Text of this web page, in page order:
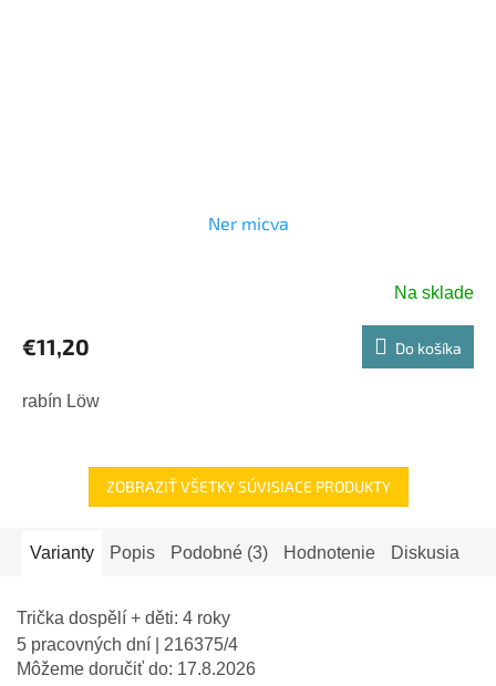
Ner micva
Na sklade
€11,20 Do košíka
rabín Löw
ZOBRAZIŤ VŠETKY SÚVISIACE PRODUKTY
Varianty Popis Podobné (3) Hodnotenie Diskusia
Trička dospělí + děti: 4 roky
5 pracovných dní
| 216375/4
Môžeme doručiť do: 17.8.2026